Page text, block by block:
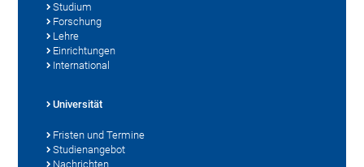
Studium
Forschung
Lehre
Einrichtungen
International
Universität
Fristen und Termine
Studienangebot
Nachrichten